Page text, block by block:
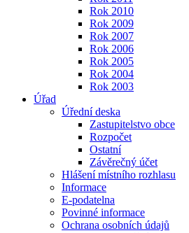
Rok 2010
Rok 2009
Rok 2007
Rok 2006
Rok 2005
Rok 2004
Rok 2003
Úřad
Úřední deska
Zastupitelstvo obce
Rozpočet
Ostatní
Závěrečný účet
Hlášení místního rozhlasu
Informace
E-podatelna
Povinné informace
Ochrana osobních údajů